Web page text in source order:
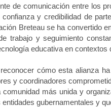
de comunicación entre los
confianza y credibilidad de
Breteau se ha convertido
trabajo y seguimiento
educativa en contextos
cómo esta alianza
y coordinadores
comunidad más unida y
gubernamentales y